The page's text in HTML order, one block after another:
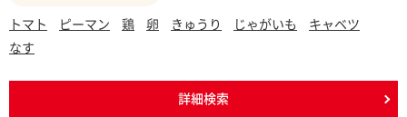
トマト ピーマン 鶏 卵 きゅうり じゃがいも
キャベツ
なす
詳細検索